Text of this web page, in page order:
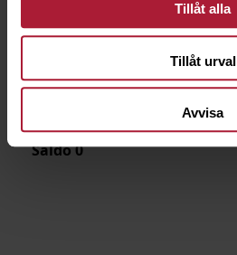
Tillåt alla
Tillåt urval
Avvisa
7600-0041
Saldo0